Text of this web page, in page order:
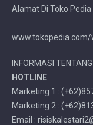
Alamat Di Toko Pedia
INFORMASI TENTANG
HOTLINE
Marketing 1 :
Marketing 2 :
Email :